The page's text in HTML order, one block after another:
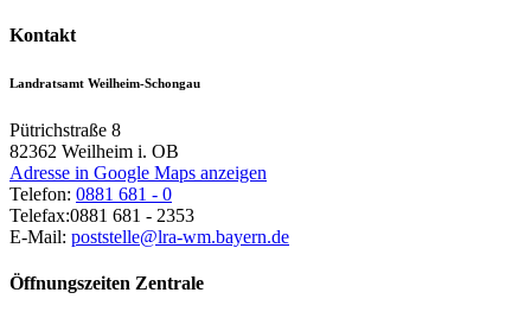
Kontakt
Landratsamt Weilheim-Schongau
Pütrichstraße 8
82362 Weilheim i. OB
Adresse in Google Maps anzeigen
Telefon: 0881 681 - 0
Telefax:0881 681 - 2353
E-Mail: poststelle@lra-wm.bayern.de
Öffnungszeiten Zentrale